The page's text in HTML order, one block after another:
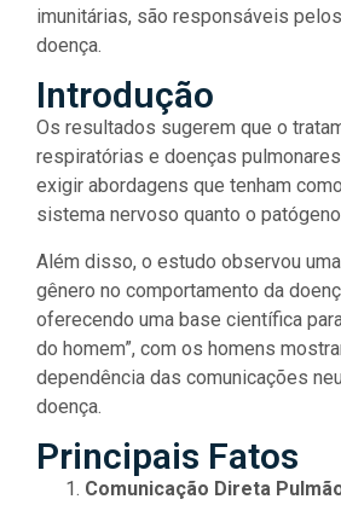
imunitárias, são responsáveis
doença.
Introdução
Os resultados sugerem que o
respiratórias e doenças
exigir abordagens que tenham
sistema nervoso quanto o
Além disso, o estudo observou
gênero no comportamento da
oferecendo uma base científica
do homem”, com os homens
dependência das comunicações
doença.
Principais Fatos
Comunicação Direta